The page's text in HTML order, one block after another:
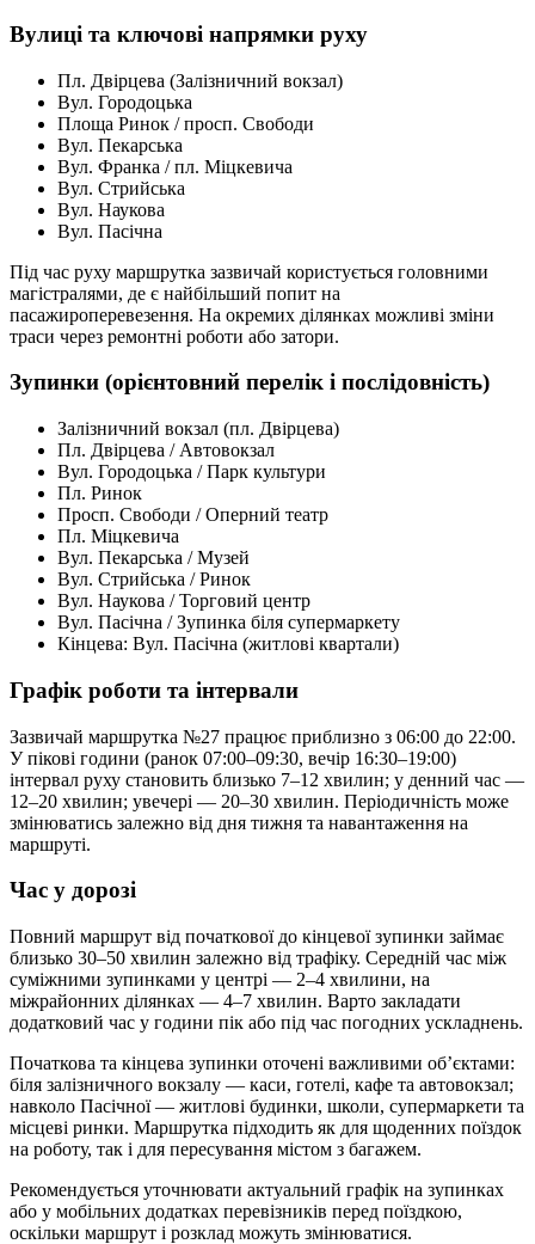
Вулиці та ключові напрямки руху
Пл. Двірцева (Залізничний вокзал)
Вул. Городоцька
Площа Ринок / просп. Свободи
Вул. Пекарська
Вул. Франка / пл. Міцкевича
Вул. Стрийська
Вул. Наукова
Вул. Пасічна
Під час руху маршрутка зазвичай користується головними
магістралями, де є найбільший попит на
пасажироперевезення. На окремих ділянках можливі зміни
траси через ремонтні роботи або затори.
Зупинки (орієнтовний перелік і послідовність)
Залізничний вокзал (пл. Двірцева)
Пл. Двірцева / Автовокзал
Вул. Городоцька / Парк культури
Пл. Ринок
Просп. Свободи / Оперний театр
Пл. Міцкевича
Вул. Пекарська / Музей
Вул. Стрийська / Ринок
Вул. Наукова / Торговий центр
Вул. Пасічна / Зупинка біля супермаркету
Кінцева: Вул. Пасічна (житлові квартали)
Графік роботи та інтервали
Зазвичай маршрутка №27 працює приблизно з 06:00 до 22:00.
У пікові години (ранок 07:00–09:30, вечір 16:30–19:00)
інтервал руху становить близько 7–12 хвилин; у денний час —
12–20 хвилин; увечері — 20–30 хвилин. Періодичність може
змінюватись залежно від дня тижня та навантаження на
маршруті.
Час у дорозі
Повний маршрут від початкової до кінцевої зупинки займає
близько 30–50 хвилин залежно від трафіку. Середній час між
суміжними зупинками у центрі — 2–4 хвилини, на
міжрайонних ділянках — 4–7 хвилин. Варто закладати
додатковий час у години пік або під час погодних ускладнень.
Початкова та кінцева зупинки оточені важливими об’єктами:
біля залізничного вокзалу — каси, готелі, кафе та автовокзал;
навколо Пасічної — житлові будинки, школи, супермаркети та
місцеві ринки. Маршрутка підходить як для щоденних поїздок
на роботу, так і для пересування містом з багажем.
Рекомендується уточнювати актуальний графік на зупинках
або у мобільних додатках перевізників перед поїздкою,
оскільки маршрут і розклад можуть змінюватися.